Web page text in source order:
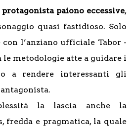
paiono eccessive,
quasi fastidioso. Solo
l’anziano ufficiale Tabor -
metodologie atte a guidare i
a rendere interessanti gli
la lascia anche la
fredda e pragmatica, la quale